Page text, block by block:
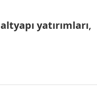
altyapı yatırımları,